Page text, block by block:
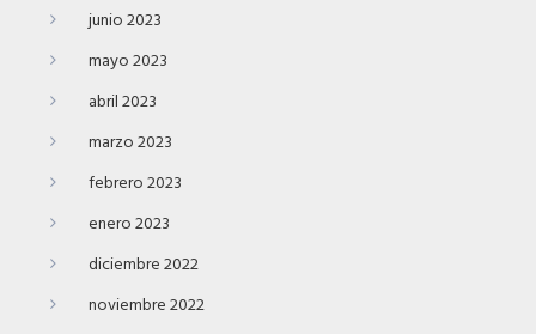
junio 2023
mayo 2023
abril 2023
marzo 2023
febrero 2023
enero 2023
diciembre 2022
noviembre 2022